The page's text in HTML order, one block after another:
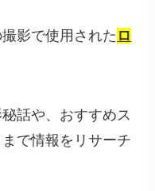
影で使用された ロ
話や、おすすめス
で情報をリサーチ